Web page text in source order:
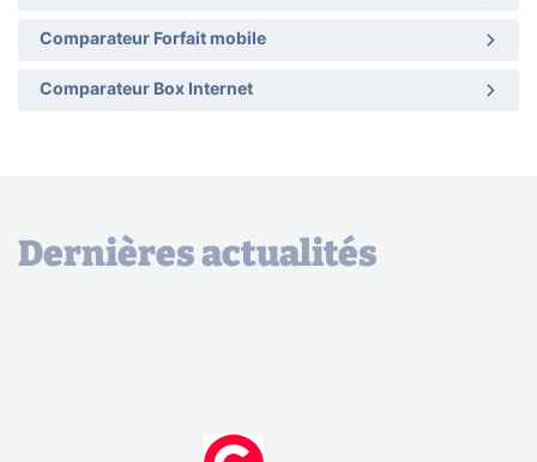
Comparateur Forfait mobile
Comparateur Box Internet
Dernières actualités